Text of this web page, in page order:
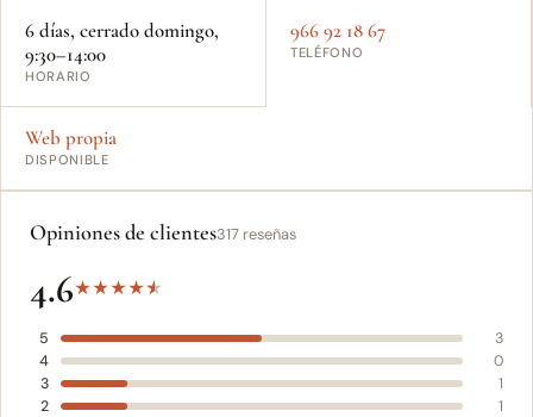
6 días, cerrado domingo,
9:30–14:00
HORARIO
966 92 18 67
TELÉFONO
Web propia
DISPONIBLE
Opiniones de clientes317 reseñas
4.6★★★★★
5
3
4
0
3
1
2
1